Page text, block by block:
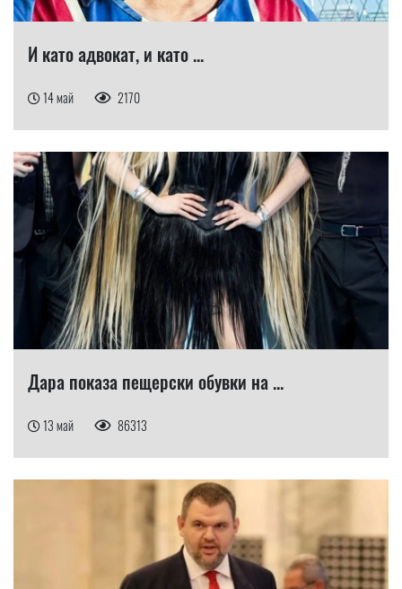
И като адвокат, и като ...
14 май 2170
Дара показа пещерски обувки на ...
13 май 86313